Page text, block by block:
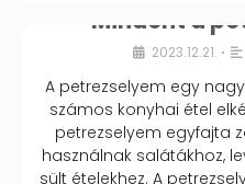
Mindent a
2023.12.21. •
A petrezselyem egy
számos konyhai étel
petrezselyem egyfajta
használnak salátákhoz,
sült ételekhez. A